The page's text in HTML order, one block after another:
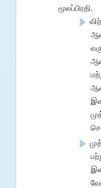
மூலப்பிரதி.